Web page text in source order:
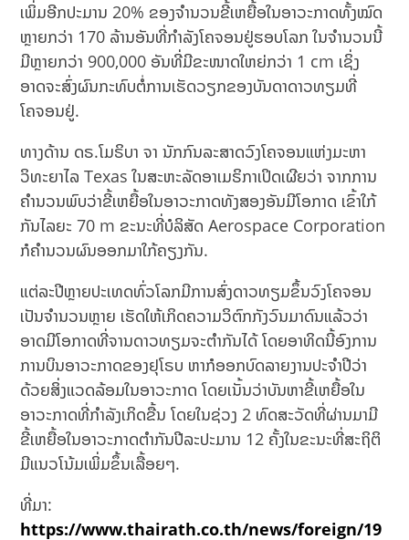
ເພິ່ມອີກປະມານ 20% ຂອງຈຳນວນຂີ້ເຫຍື້ອໃນອາວະກາດທັ້ງໝົດ
ຫຼາຍກວ່າ 170 ລ້ານອັນທີ່ກຳລັງໂຄຈອນຢູ່ຮອບໂລກ ໃນຈຳນວນນີ້
ມີຫຼາຍກວ່າ 900,000 ອັນທີ່ມີຂະໜາດໃຫຍ່ກວ່າ 1 cm ເຊິ່ງ
ອາດຈະສົ່ງຜົນກະທົບຕໍ່ການເຮັດວຽກຂອງບັນດາດາວທຽມທີ່
ໂຄຈອນຢູ່.
ທາງດ້ານ ດຣ.ໂມຣິບາ ຈາ ນັກກົນລະສາດວົງໂຄຈອນແຫ່ງມະຫາ
ວິທະຍາໄລ Texas ໃນສະຫະລັດອາເມຣິກາເປິດເຜີຍວ່າ ຈາກການ
ຄຳນວນພົບວ່າຂີ້ເຫຍື້ອໃນອາວະກາດທັງສອງອັນມີໂອກາດ ເຂົ້າໃກ້
ກັນໄລຍະ 70 m ຂະນະທີ່ບໍລິສັດ Aerospace Corporation
ກໍຄໍານວນຜົນອອກມາໃກ້ຄຽງກັນ.
ແຕ່ລະປີຫຼາຍປະເທດທົ່ວໂລກມີການສົ່ງດາວທຽມຂຶ້ນວົງໂຄຈອນ
ເປັນຈຳນວນຫຼາຍ ເຮັດໃຫ້ເກິດຄວາມວິຕົກກັງວົນມາດົນແລ້ວວ່າ
ອາດມີໂອກາດທີ່ຈານດາວທຽມຈະຕຳກັນໄດ້ ໂດຍອາທິດນີ້ອົງການ
ການບິນອາວະກາດຂອງຢຸໂຣບ ຫາກໍອອກບົດລາຍງານປະຈຳປີວ່າ
ດ້ວຍສິ່ງແວດລ້ອມໃນອາວະກາດ ໂດຍເນັ້ນວ່າບັນຫາຂີ້ເຫຍື້ອໃນ
ອາວະກາດທີ່ກຳລັງເກິດຂື້ນ ໂດຍໃນຊ່ວງ 2 ທົດສະວັດທີ່ຜ່ານມາມີ
ຂີ້ເຫຍື້ອໃນອາວະກາດຕຳກັນປີລະປະມານ 12 ຄັ້ງໃນຂະນະທີ່ສະຖິຕິ
ມີແນວໂນ້ມເພິ່ມຂຶ້ນເລື້ອຍໆ.
ທີ່ມາ:
https://www.thairath.co.th/news/foreign/19